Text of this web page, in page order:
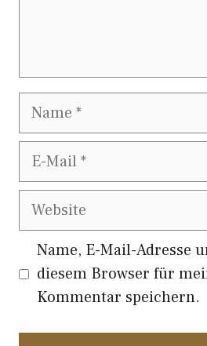
Name
E-
Website
Name, E-Mail-Adresse
diesem Browser für
Kommentar speichern.